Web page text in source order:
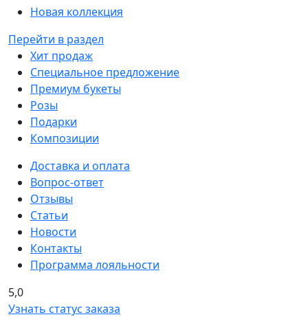
Новая коллекция
Перейти в раздел
Хит продаж
Специальное предложение
Премиум букеты
Розы
Подарки
Композиции
Доставка и оплата
Вопрос-ответ
Отзывы
Статьи
Новости
Контакты
Программа лояльности
5,0
Узнать статус заказа